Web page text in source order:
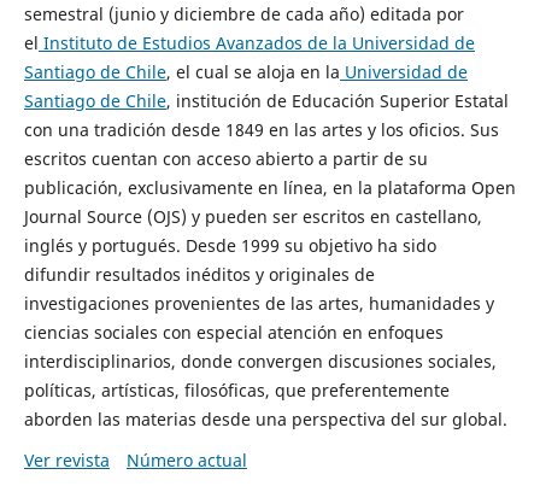
semestral (junio y diciembre de cada año) editada por
el Instituto de Estudios Avanzados de la Universidad de
Santiago de Chile, el cual se aloja en la Universidad de
Santiago de Chile, institución de Educación Superior Estatal
con una tradición desde 1849 en las artes y los oficios. Sus
escritos cuentan con acceso abierto a partir de su
publicación, exclusivamente en línea, en la plataforma Open
Journal Source (OJS) y pueden ser escritos en castellano,
inglés y portugués. Desde 1999 su objetivo ha sido
difundir resultados inéditos y originales de
investigaciones provenientes de las artes, humanidades y
ciencias sociales con especial atención en enfoques
interdisciplinarios, donde convergen discusiones sociales,
políticas, artísticas, filosóficas, que preferentemente
aborden las materias desde una perspectiva del sur global.
Ver revista
Número actual